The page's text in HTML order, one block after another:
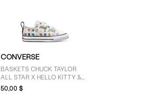
CONVERSE
BASKETS CHUCK TAYLOR
ALL STAR X HELLO KITTY &
FRIENDS POUR TOUT-PETITS
50,00 $